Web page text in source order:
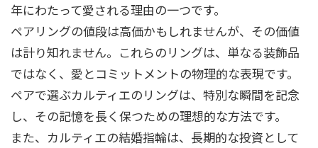
年にわたって愛される理由の一つです。
ペアリングの値段は高価かもしれませんが、その価値
は計り知れません。これらのリングは、単なる装飾品
ではなく、愛とコミットメントの物理的な表現です。
ペアで選ぶカルティエのリングは、特別な瞬間を記念
し、その記憶を長く保つための理想的な方法です。
また、カルティエの結婚指輪は、長期的な投資として